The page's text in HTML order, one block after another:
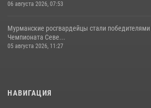
06 августа 2026, 07:53
Мурманские росгвардейцы стали
Чемпионата Севе...
05 августа 2026, 11:27
НАВИГАЦИЯ